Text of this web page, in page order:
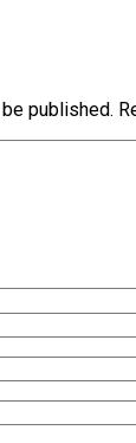
published.